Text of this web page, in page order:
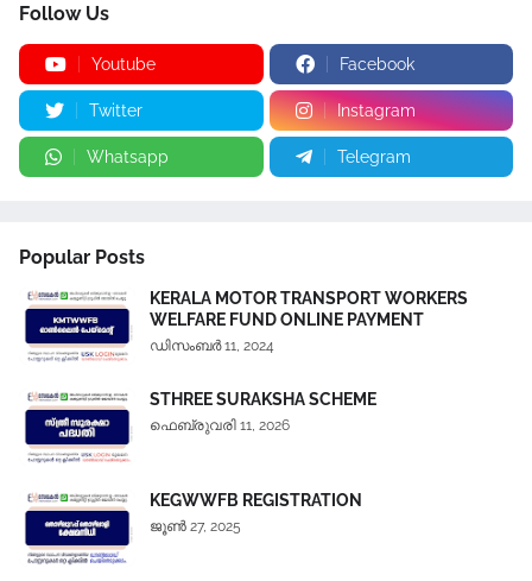
Follow Us
Youtube Facebook
Twitter Instagram
Whatsapp Telegram
Popular Posts
KERALA MOTOR TRANSPORT WORKERS
WELFARE FUND ONLINE PAYMENT
ഡിസംബർ 11, 2024
STHREE SURAKSHA SCHEME
ഫെബ്രുവരി 11, 2026
KEGWWFB REGISTRATION
ജൂൺ 27, 2025